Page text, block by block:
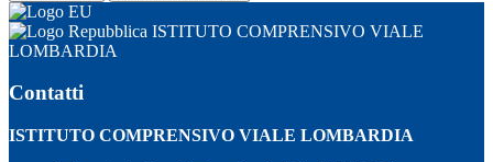
ISTITUTO COMPRENSIVO VIALE
LOMBARDIA
Contatti
ISTITUTO COMPRENSIVO VIALE LOMBARDIA